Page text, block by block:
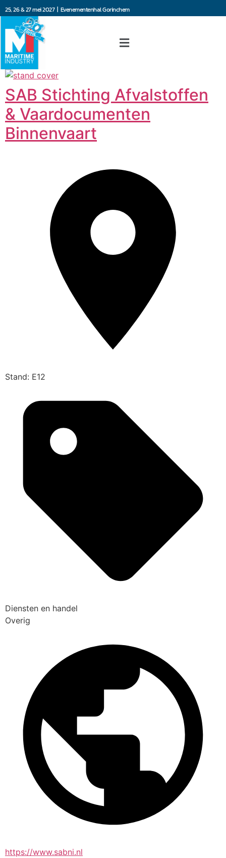
25, 26 & 27 mei 2027 | Evenementenhal Gorinchem
SAB Stichting Afvalstoffen
& Vaardocumenten
Binnenvaart
Stand: E12
Diensten en handel
Overig
https://www.sabni.nl